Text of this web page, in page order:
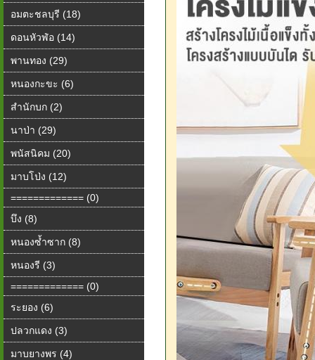
อมตะชลบุรี (18)
ดอนหัวฬ่อ (14)
พานทอง (29)
หนองกะขะ (6)
สำนักบก (2)
นาป่า (29)
พนัสนิคม (20)
มาบโป่ง (12)
============= (0)
บึง (8)
หนองซ้ำซาก (8)
หนองรี (3)
============= (0)
ระยอง (6)
ปลวกแดง (3)
มาบยางพร (4)